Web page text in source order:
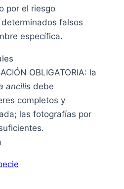
por el riesgo
falsos
específica.
OBLIGATORIA: la
ancilis debe
completos y
las fotografías por